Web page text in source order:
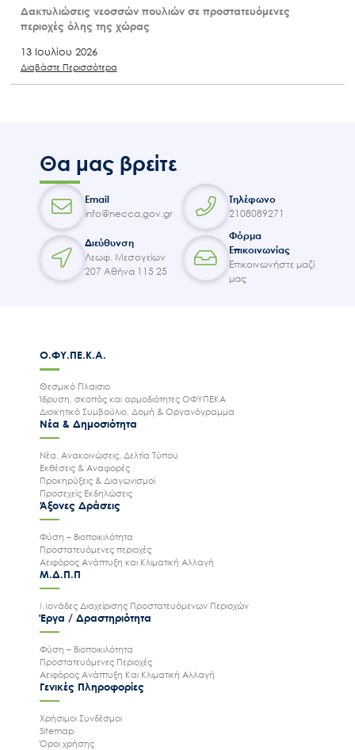
Δακτυλιώσεις νεοσσών πουλιών σε προστατευόμενες
περιοχές όλης της χώρας
13 Ιουλίου 2026
Διαβάστε Περισσότερα
Θα μας βρείτε
Email
info@necca.gov.gr
Τηλέφωνο
2108089271
Διεύθυνση
Λεωφ. Μεσογείων
207 Αθήνα 115 25
Φόρμα
Επικοινωνίας
Επικοινωνήστε μαζί
μας
Ο.ΦΥ.ΠΕ.Κ.Α.
Θεσμικό Πλαισιο
Ίδρυση, σκοπός και αρμοδιότητες ΟΦΥΠΕΚΑ
Διοικητικό Συμβούλιο, Δομή & Οργανόγραμμα
Νέα & Δημοσιότητα
Νέα, Ανακοινώσεις, Δελτία Τύπου
Εκθέσεις & Αναφορές
Προκηρύξεις & Διαγωνισμοί
Προσεχείς Εκδηλώσεις
Άξονες Δράσεις
Φύση – Βιοποικιλότητα
Προστατευόμενες περιοχές
Αειφόρος Ανάπτυξη και Κλιματική Αλλαγή
Μ.Δ.Π.Π
Μονάδες Διαχείρισης Προστατευόμενων Περιοχών
Έργα / Δραστηριότητα
Φύση – Βιοποικιλότητα
Προστατευόμενες Περιοχές
Αειφόρος Ανάπτυξη Και Κλιματική Αλλαγή
Γενικές Πληροφορίες
Χρήσιμοι Συνδέσμοι
Sitemap
Όροι χρήσης